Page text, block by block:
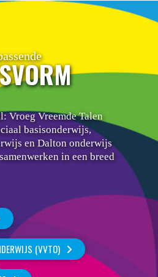
Vroeg Vreemde Talen
basisonderwijs,
en Dalton onderwijs
in een breed
(VVTO)